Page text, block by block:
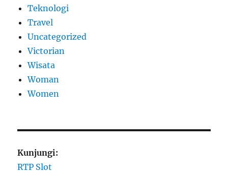
Teknologi
Travel
Uncategorized
Victorian
Wisata
Woman
Women
Kunjungi:
RTP Slot